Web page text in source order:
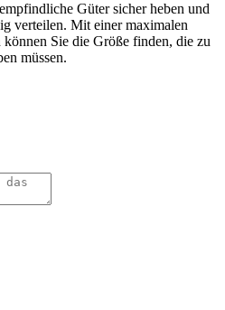
Güter sicher heben und
verteilen. Mit einer maximalen
Sie die Größe finden, die zu
müssen.